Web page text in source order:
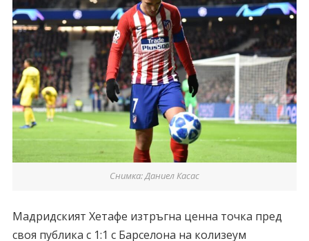
Снимка: Даниел Касас
Мадридският Хетафе изтръгна ценна точка пред
своя публика с 1:1 с Барселона на колизеум